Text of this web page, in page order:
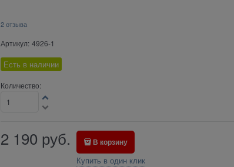
2 отзыва
Артикул: 4926-1
Есть в наличии
Количество:
2 190 руб. В корзину
Купить в один клик